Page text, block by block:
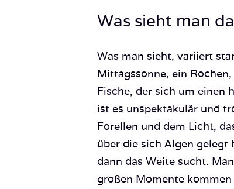
Was sieht man
Was man sieht, variiert
Mittagssonne, ein
Fische, der sich um einen
ist es unspektakulär und
Forellen und dem Licht,
über die sich Algen gelegt
dann das Weite sucht.
großen Momente